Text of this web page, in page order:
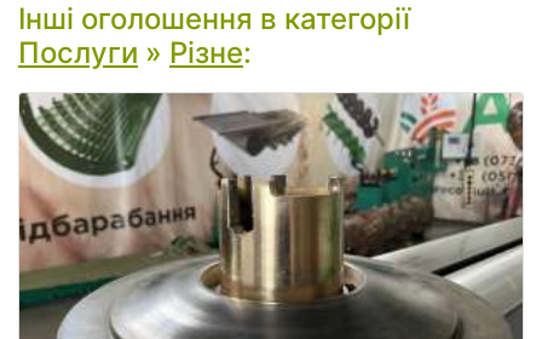
Інші оголошення в категорії
Послуги » Різне: